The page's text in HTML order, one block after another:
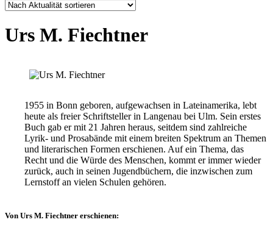
Urs M. Fiechtner
1955 in Bonn geboren, aufgewachsen in Lateinamerika, lebt
heute als freier Schriftsteller in Langenau bei Ulm. Sein erstes
Buch gab er mit 21 Jahren heraus, seitdem sind zahlreiche
Lyrik- und Prosabände mit einem breiten Spektrum an Themen
und literarischen Formen erschienen. Auf ein Thema, das
Recht und die Würde des Menschen, kommt er immer wieder
zurück, auch in seinen Jugendbüchern, die inzwischen zum
Lernstoff an vielen Schulen gehören.
Von Urs M. Fiechtner erschienen: